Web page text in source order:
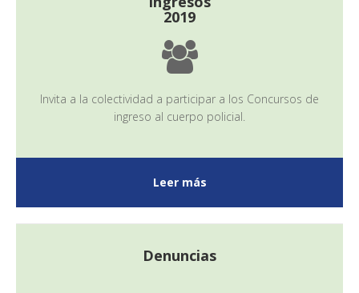
2019
Invita a la colectividad a participar a los Concursos de
ingreso al cuerpo policial.
Leer más
Denuncias